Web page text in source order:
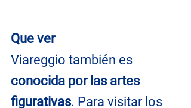
Que ver
Viareggio también es
conocida por las artes
figurativas. Para visitar los